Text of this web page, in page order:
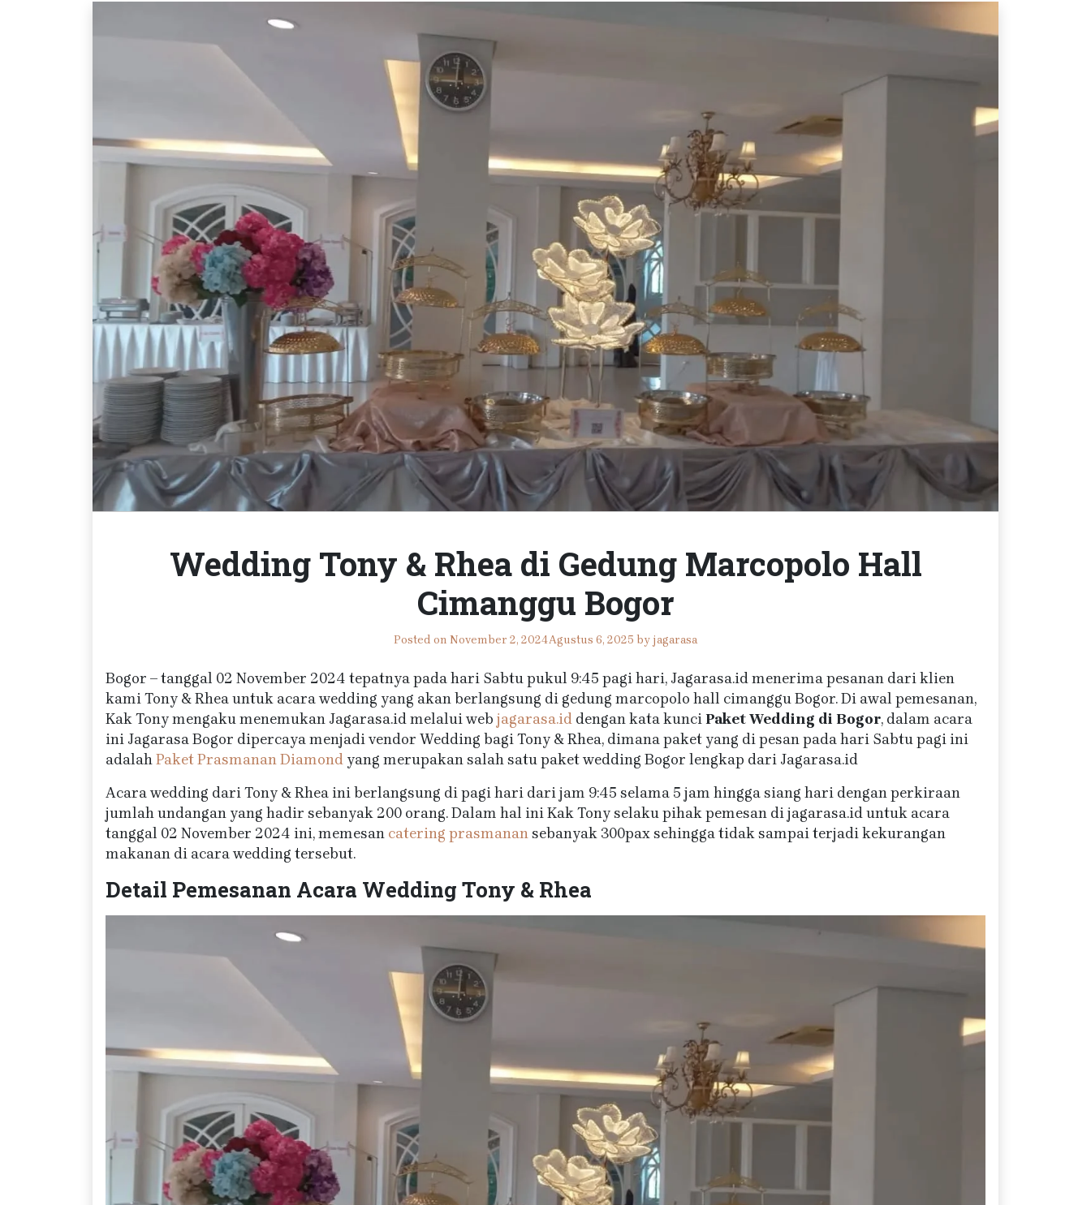
Wedding Tony & Rhea di Gedung Marcopolo Hall
Cimanggu Bogor
Posted on November 2, 2024Agustus 6, 2025 by jagarasa
Bogor – tanggal 02 November 2024 tepatnya pada hari Sabtu pukul 9:45 pagi hari, Jagarasa.id menerima pesanan dari klien
kami Tony & Rhea untuk acara wedding yang akan berlangsung di gedung marcopolo hall cimanggu Bogor. Di awal pemesanan,
Kak Tony mengaku menemukan Jagarasa.id melalui web jagarasa.id dengan kata kunciPaket Wedding di Bogor, dalam acara
ini Jagarasa Bogor dipercaya menjadi vendor Wedding bagi Tony & Rhea, dimana paket yang di pesan pada hari Sabtu pagi ini
adalahPaket Prasmanan Diamond yang merupakan salah satu paket wedding Bogor lengkap dari Jagarasa.id
Acara wedding dari Tony & Rhea ini berlangsung di pagi hari dari jam 9:45 selama 5 jam hingga siang hari dengan perkiraan
jumlah undangan yang hadir sebanyak 200 orang. Dalam hal ini Kak Tony selaku pihak pemesan di jagarasa.id untuk acara
tanggal 02 November 2024 ini, memesan catering prasmanansebanyak 300pax sehingga tidak sampai terjadi kekurangan
makanan di acara wedding tersebut.
Detail Pemesanan Acara Wedding Tony & Rhea